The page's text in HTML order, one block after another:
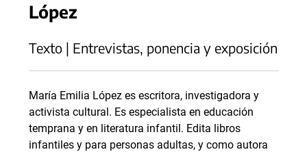
López
Texto | Entrevistas, ponencia y exposición
María Emilia López es escritora, investigadora y
activista cultural. Es especialista en educación
temprana y en literatura infantil. Edita libros
infantiles y para personas adultas, y como autora